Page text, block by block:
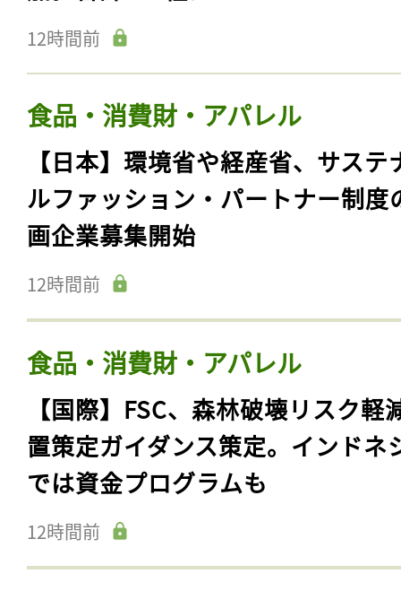
12時間前
食品・消費財・アパレル
【日本】環境省や経産省、サステ
ルファッション・パートナー制度
画企業募集開始
12時間前
食品・消費財・アパレル
【国際】FSC、森林破壊リスク軽
置策定ガイダンス策定。インドネ
では資金プログラムも
12時間前